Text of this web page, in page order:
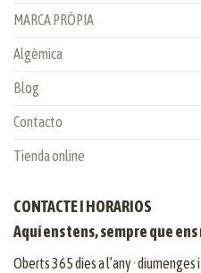
MARCA PRÒPIA
Algèmica
Blog
Contacto
Tienda online
CONTACTE I HORARIOS
Aquí ens tens, sempre que
Oberts 365 dies a l’any ·